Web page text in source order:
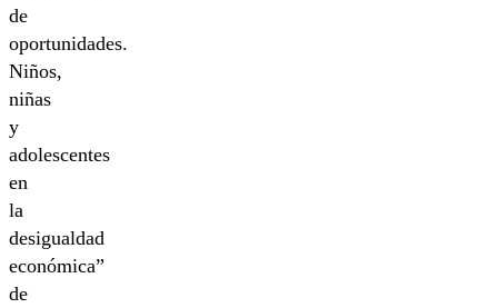
de
oportunidades.
Niños,
niñas
y
adolescentes
en
la
desigualdad
económica”
de